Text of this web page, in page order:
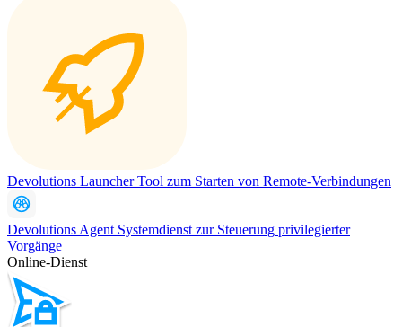
Devolutions LauncherTool zum Starten von Remote-Verbindungen
Devolutions Agent Systemdienst zur Steuerung privilegierter
Vorgänge
Online-Dienst